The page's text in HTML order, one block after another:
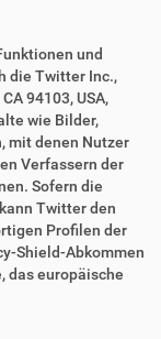
und
die Twitter Inc.,
94103, USA,
wie Bilder,
mit denen Nutzer
Verfassern der
Sofern die
Twitter den
Profilen der
Shield-Abkommen
das europäische